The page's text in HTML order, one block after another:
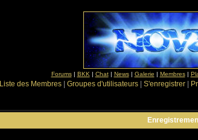
Forums| BKK | Chat| News| Galerie | Membres|
Liste des Membres Groupes d'utilisateurs S'enregistrer